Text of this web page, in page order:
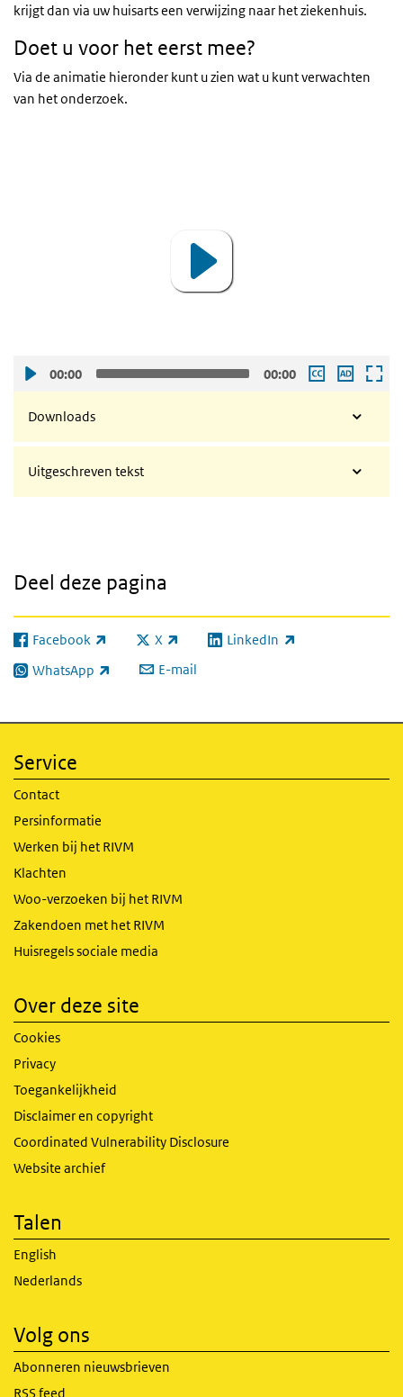
krijgt dan via uw huisarts een verwijzing naar het ziekenhuis.
Doet u voor het eerst mee?
Via de animatie hieronder kunt u zien wat u kunt verwachten
van het onderzoek.
00:00 00:00
Downloads
Uitgeschreven tekst
Deel deze pagina
Facebook
(externe link) X
(externe link) LinkedIn
(externe link)
WhatsApp
(externe link) E-mail
Service
Contact
Persinformatie
Werken bij het RIVM
Klachten
Woo-verzoeken bij het RIVM
Zakendoen met het RIVM
Huisregels sociale media
Over deze site
Cookies
Privacy
Toegankelijkheid
Disclaimer en copyright
Coordinated Vulnerability Disclosure
Website archief
Talen
English
Nederlands
Volg ons
Abonneren nieuwsbrieven
RSS feed